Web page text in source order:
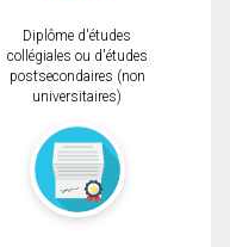
Diplôme d'études
collégiales ou d'études
postsecondaires (non
universitaires)